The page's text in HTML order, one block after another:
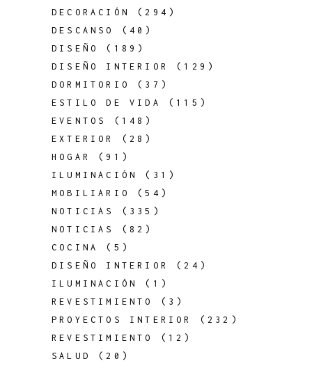
DECORACIÓN
(294)
DESCANSO
(40)
DISEÑO
(189)
DISEÑO INTERIOR
(129)
DORMITORIO
(37)
ESTILO DE VIDA
(115)
EVENTOS
(148)
EXTERIOR
(28)
HOGAR
(91)
ILUMINACIÓN
(31)
MOBILIARIO
(54)
NOTICIAS
(335)
NOTICIAS
(82)
COCINA
(5)
DISEÑO INTERIOR
(24)
ILUMINACIÓN
(1)
REVESTIMIENTO
(3)
PROYECTOS INTERIOR
(232)
REVESTIMIENTO
(12)
SALUD
(20)